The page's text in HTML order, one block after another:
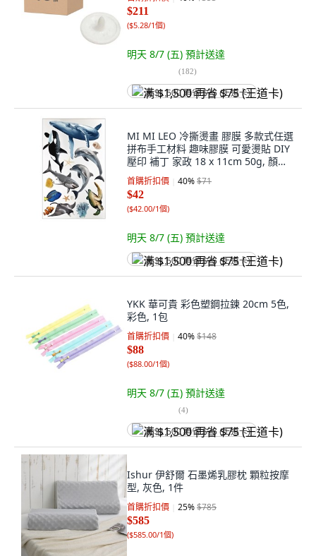
$211
($5.28/1個)
明天 8/7 (五) 預計送達
(182)
满 $1,500 再省 $75 (王道卡)
MI MI LEO 冷撕燙畫 膠膜 多款式任選
拼布手工材料 趣味膠膜 可愛燙貼 DIY
壓印 補丁 家政 18 x 11cm 50g, 顏色
隨機, 1個
首購折扣價 40%$71
$42
($42.00/1個)
明天 8/7 (五) 預計送達
满 $1,500 再省 $75 (王道卡)
YKK 華可貴 彩色塑鋼拉鍊 20cm 5色,
彩色, 1包
首購折扣價 40%$148
$88
($88.00/1個)
明天 8/7 (五) 預計送達
(4)
满 $1,500 再省 $75 (王道卡)
Ishur 伊舒爾 石墨烯乳膠枕 顆粒按摩
型, 灰色, 1件
首購折扣價 25%$785
$585
($585.00/1個)